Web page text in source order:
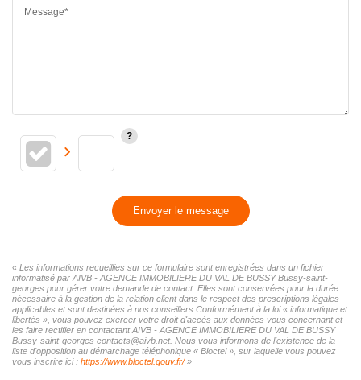
Message*
Envoyer le message
« Les informations recueillies sur ce formulaire sont enregistrées dans un fichier
informatisé par AIVB - AGENCE IMMOBILIERE DU VAL DE BUSSY Bussy-saint-
georges pour gérer votre demande de contact. Elles sont conservées pour la durée
nécessaire à la gestion de la relation client dans le respect des prescriptions légales
applicables et sont destinées à nos conseillers Conformément à la loi « informatique et
libertés », vous pouvez exercer votre droit d'accès aux données vous concernant et
les faire rectifier en contactant AIVB - AGENCE IMMOBILIERE DU VAL DE BUSSY
Bussy-saint-georges contacts@aivb.net. Nous vous informons de l'existence de la
liste d'opposition au démarchage téléphonique « Bloctel », sur laquelle vous pouvez
vous inscrire ici : https://www.bloctel.gouv.fr/»